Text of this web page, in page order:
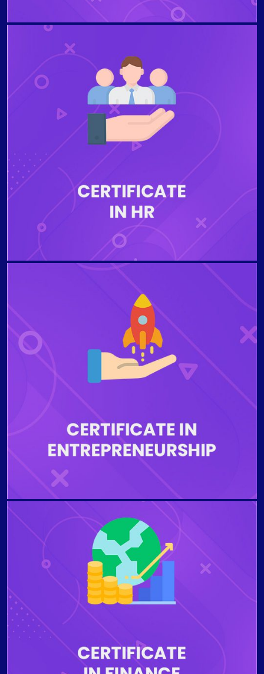
Le programme est conçu pour expliquer les rôles et
fonctions essentiels pour gérer efficacement les
personnes au sein d'une organisation. Les étudiants
qui terminent le programme de certificat en
ressources humaines (RH) seront capables d'identifier
les tendances en matière de diversité sur le lieu de
travail, d'expliquer l'importance de l'évaluation des
performances, de comprendre le processus de
planification des ressources humaines et les
avantages de la formation et du développement
organisationnels, et de comprendre les éléments de
rémunération et de salaire. structurer les
programmes.
Le programme vise à fournir aux étudiants les
connaissances nécessaires sur les fondements du
lancement d'une nouvelle entreprise et à acquérir les
connaissances auxquelles les entrepreneurs doivent
faire face lorsqu'ils développent une nouvelle
opportunité commerciale. Les étudiants qui terminent
le programme seront capables d'élaborer un plan
d'affaires réalisable, de décrire l'importance de la
responsabilité, de la créativité et de la résolution de
problèmes liés au démarrage d'une entreprise,
d'examiner les réglementations gouvernementales
pour une petite entreprise, d'explorer les aspects
positifs et négatifs de différents types d'entreprises.
Le programme vise à examiner le rôle des
gestionnaires financiers et l'environnement des
marchés financiers dans lequel les entreprises
opèrent. Les étudiants qui terminent le programme
seront capables de communiquer et de définir
professionnellement la finance d'entreprise, les
principaux rôles du directeur financier, de résumer les
différentes méthodes comptables, de comprendre le
levier financier dans une économie mondiale et
d'identifier avec précision les fonctions des
institutions financières et des marchés. différents